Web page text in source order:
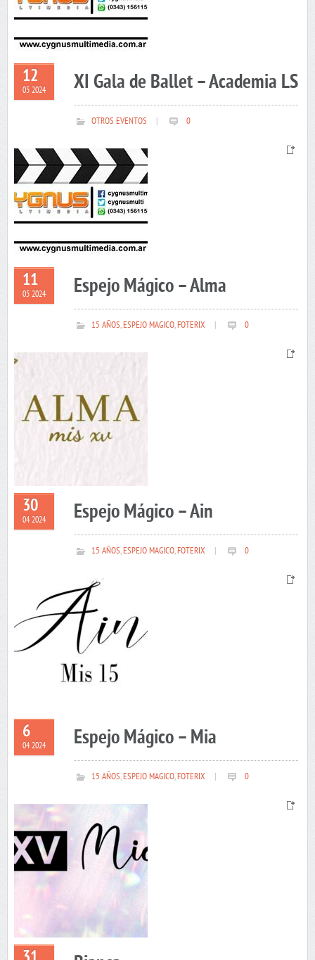
12
05 2024 XI Gala de Ballet – Academia LS
OTROS EVENTOS 0
11
05 2024 Espejo Mágico – Alma
15 AÑOS,ESPEJO MAGICO,FOTERIX 0
30
04 2024 Espejo Mágico – Ain
15 AÑOS,ESPEJO MAGICO,FOTERIX 0
6
04 2024 Espejo Mágico – Mia
15 AÑOS,ESPEJO MAGICO,FOTERIX 0